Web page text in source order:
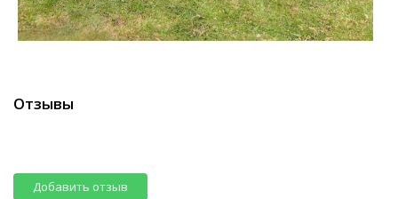
Отзывы
Добавить отзыв